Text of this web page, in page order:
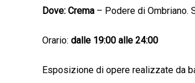
Dove: Crema – Podere di Ombriano.
Orario: dalle 19:00 alle 24:00
Esposizione di opere realizzate da